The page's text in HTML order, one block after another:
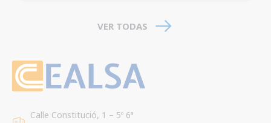
VER TODAS
Calle Constitució, 1 – 5º 6ª